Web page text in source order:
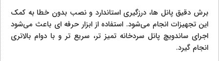
برش دقیق پانل‌ ها، درزگیری استاندارد و نصب بدون خطا به کمک
این تجهیزات انجام می‌شود. استفاده از ابزار حرفه‌ ای باعث می‌شود
اجرای ساندویچ پانل سردخانه تمیز تر، سریع‌ تر و با دوام بالاتری
انجام گیرد.